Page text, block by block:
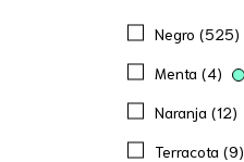
Negro (525)
Menta (4)
Naranja (12)
Terracota (9)